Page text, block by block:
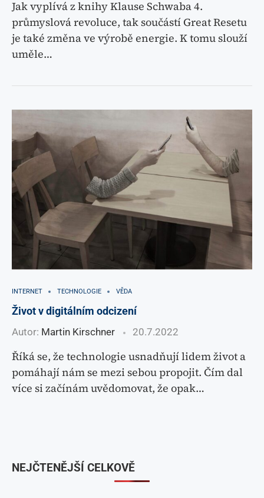
Jak vyplívá z knihy Klause Schwaba 4.
průmyslová revoluce, tak součástí Great Resetu
je také změna ve výrobě energie. K tomu slouží
uměle…
INTERNET TECHNOLOGIE VĚDA
Život v digitálním odcizení
Autor: Martin Kirschner 20.7.2022
Říká se, že technologie usnadňují lidem život a
pomáhají nám se mezi sebou propojit. Čím dal
více si začínám uvědomovat, že opak…
NEJČTENĚJŠÍ CELKOVĚ